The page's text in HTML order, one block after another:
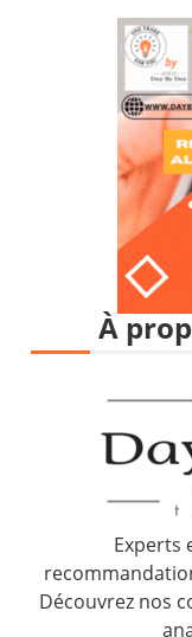
À
Experts
Découvrez nos